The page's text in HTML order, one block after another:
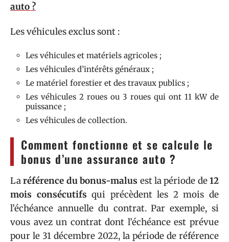
auto ?
Les véhicules exclus sont :
Les véhicules et matériels agricoles ;
Les véhicules d’intérêts généraux ;
Le matériel forestier et des travaux publics ;
Les véhicules 2 roues ou 3 roues qui ont 11 kW de
puissance ;
Les véhicules de collection.
Comment fonctionne et se calcule le
bonus d’une assurance auto ?
Laréférence du bonus-malus est la période de12
mois consécutifs qui précèdent les 2 mois de
l’échéance annuelle du contrat. Par exemple, si
vous avez un contrat dont l’échéance est prévue
pour le 31 décembre 2022, la période de référence